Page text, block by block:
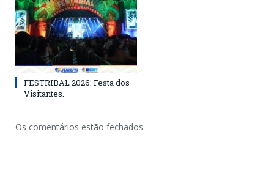
FESTRIBAL 2026: Festa dos
Visitantes.
Os comentários estão fechados.